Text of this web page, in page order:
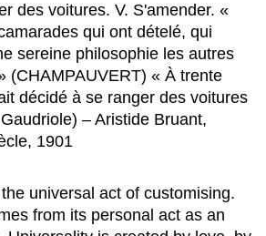
des voitures. V. S'amender. «
qui ont dételé, qui
sereine philosophie les autres
(CHAMPAUVERT) « À trente
décidé à se ranger des voitures
– Aristide Bruant,
1901
universal act of customising.
from its personal act as an